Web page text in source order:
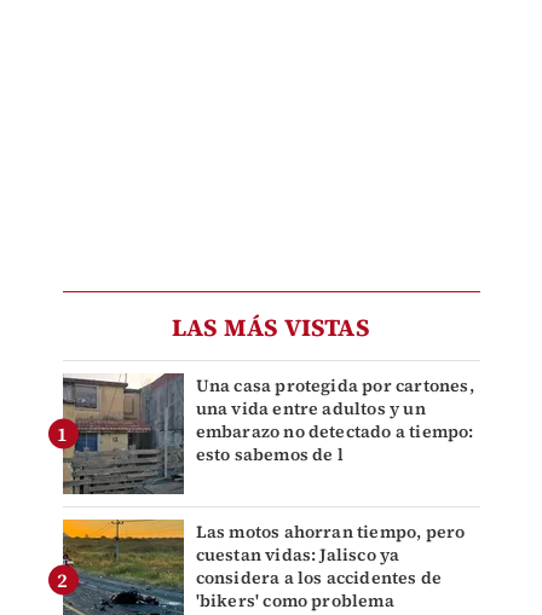
LAS MÁS VISTAS
Una casa protegida por cartones,
una vida entre adultos y un
embarazo no detectado a tiempo:
esto sabemos de l
Las motos ahorran tiempo, pero
cuestan vidas: Jalisco ya
considera a los accidentes de
'bikers' como problema